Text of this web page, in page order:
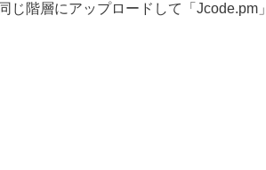
じ階層にアップロードして「Jcode.pm」